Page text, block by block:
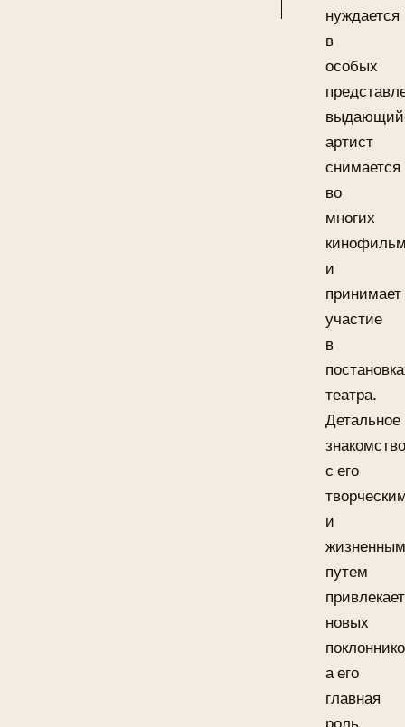
нуждается
в
особых
артист
снимается
во
многих
и
принимает
участие
в
театра.
Детальное
знакомство
с его
и
жизненным
путем
привлекает
новых
а его
главная
роль